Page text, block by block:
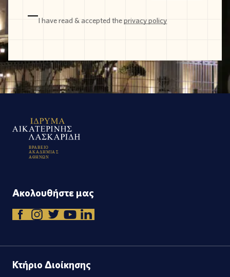
I have read & accepted theprivacy policy
ΒΡΑΒΕΙΟ
ΑΚΑΔΗΜΙΑ Σ
Α ΘΗΝΩΝ
Ακολουθήστε μας
Κτήριο Διοίκησης